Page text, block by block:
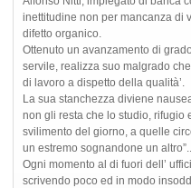
inettitudine non per mancanza di
difetto organico.
Ottenuto un avanzamento di
servile, realizza suo malgrado
di lavoro a dispetto della qualità’.
La sua stanchezza diviene
non gli resta che lo studio, rifugio
svilimento del giorno, a quelle
un estremo sognandone un
Ogni momento al di fuori dell’
scrivendo poco ed in modo